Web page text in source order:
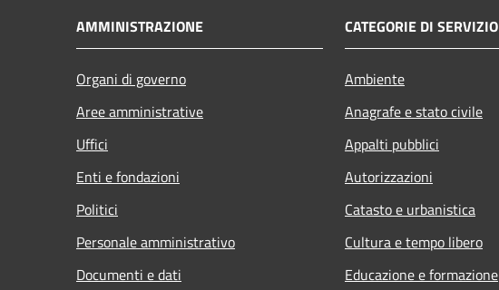
AMMINISTRAZIONE
Organi di governo
Aree amministrative
Uffici
Enti e fondazioni
Politici
Personale amministrativo
Documenti e dati
CATEGORIE DI SERVIZIO
Ambiente
Anagrafe e stato civile
Appalti pubblici
Autorizzazioni
Catasto e urbanistica
Cultura e tempo libero
Educazione e formazione